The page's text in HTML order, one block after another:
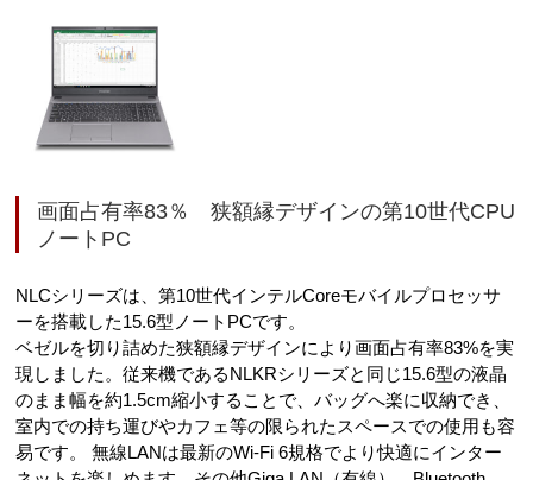
画面占有率83％ 狭額縁デザインの第10世代CPU
ノートPC
NLCシリーズは、第10世代インテルCoreモバイルプロセッサ
ーを搭載した15.6型ノートPCです。
ベゼルを切り詰めた狭額縁デザインにより画面占有率83%を実
現しました。従来機であるNLKRシリーズと同じ15.6型の液晶
のまま幅を約1.5cm縮小することで、バッグへ楽に収納でき、
室内での持ち運びやカフェ等の限られたスペースでの使用も容
易です。 無線LANは最新のWi-Fi 6規格でより快適にインター